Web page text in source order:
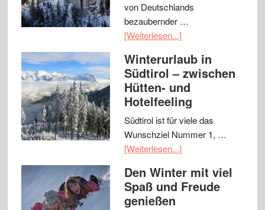
von Deutschlands
bezaubernder …
[Weiterlesen...]
Winterurlaub in
Südtirol – zwischen
Hütten- und
Hotelfeeling
Südtirol ist für viele das
Wunschziel Nummer 1, …
[Weiterlesen...]
Den Winter mit viel
Spaß und Freude
genießen